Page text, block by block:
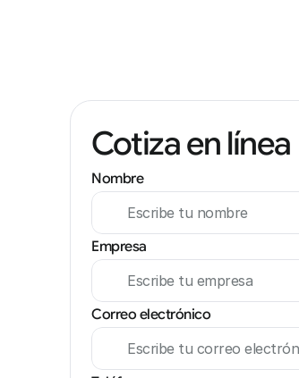
Cotiza en línea
Nombre
Empresa
Correo electrónico